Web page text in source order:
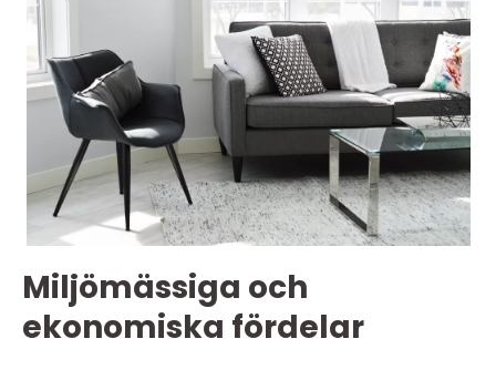
Miljömässiga och
ekonomiska fördelar